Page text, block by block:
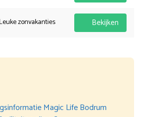
zonvakanties Bekijken
Magic Life Bodrum